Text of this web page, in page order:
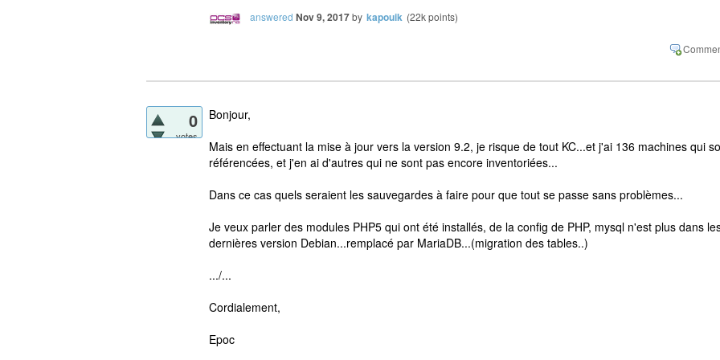
answered Nov 9, 2017by kapouik (22kpoints)
0
votes
Bonjour,
Mais en effectuant la mise à jour vers la version 9.2, je risque de tout KC...et j'ai 136 machines qui
référencées, et j'en ai d'autres qui ne sont pas encore inventoriées...
Dans ce cas quels seraient les sauvegardes à faire pour que tout se passe sans problèmes...
Je veux parler des modules PHP5 qui ont été installés, de la config de PHP, mysql n'est plus dans
dernières version Debian...remplacé par MariaDB...(migration des tables..)
.../...
Cordialement,
Epoc